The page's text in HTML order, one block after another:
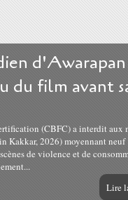
d'Awarapan
du film avant
(CBFC) a interdit aux
Kakkar, 2026) moyennant neuf
de violence et de
Lire